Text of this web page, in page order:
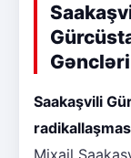
Saakaşvili